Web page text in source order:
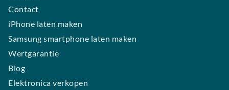
Contact
iPhone laten maken
Samsung smartphone laten maken
Wertgarantie
Blog
Elektronica verkopen